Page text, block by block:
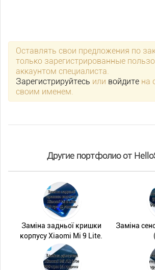
Оставлять свои предложения по
только зарегистрированные
аккаунтом специалиста.
Зарегистрируйтесь или войдите на
своим именем.
Другие портфолио от
Заміна задньої кришки
корпусу Xiaomi Mi 9 Lite.
Заміна